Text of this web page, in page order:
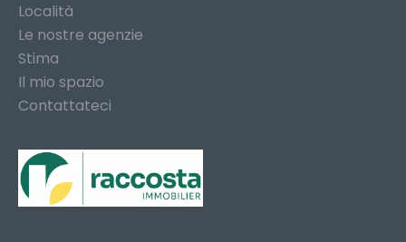
Località
Le nostre agenzie
Stima
Il mio spazio
Contattateci